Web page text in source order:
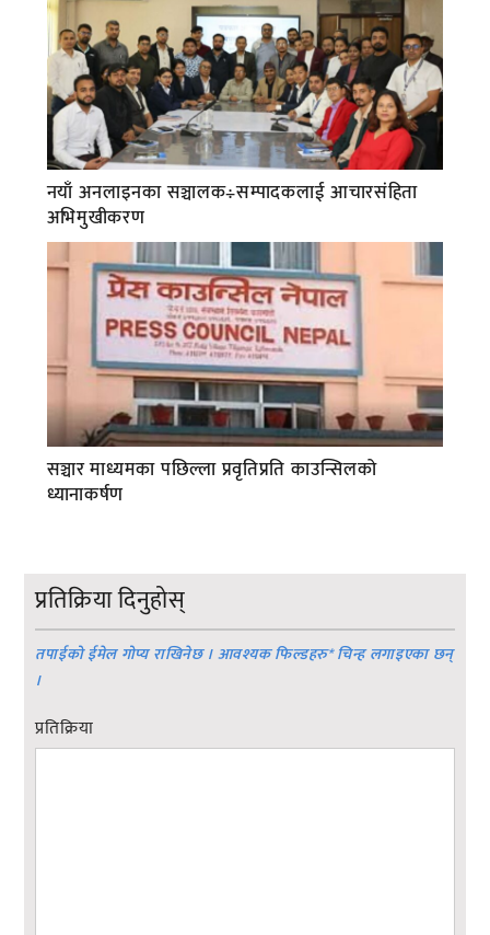
नयाँ अनलाइनका सञ्चालक÷सम्पादकलाई आचारसंहिता
अभिमुखीकरण
सञ्चार माध्यमका पछिल्ला प्रवृतिप्रति काउन्सिलको
ध्यानाकर्षण
प्रतिक्रिया दिनुहोस्
तपाईको ईमेल गोप्य राखिनेछ । आवश्यक फिल्डहरु*चिन्ह लगाइएका छन्
।
प्रतिक्रिया